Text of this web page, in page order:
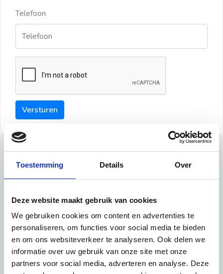
Toestemming Details Over
Deze website maakt gebruik van cookies
We gebruiken cookies om content en advertenties te
personaliseren, om functies voor social media te bieden
en om ons websiteverkeer te analyseren. Ook delen we
informatie over uw gebruik van onze site met onze
partners voor social media, adverteren en analyse. Deze
Telefoon
Versturen
Tips
Tip 1:
Schrijf een duidelijke introductie en geef de volgende
informatie mee:
Ben je student, werkachtig of werkzoekend